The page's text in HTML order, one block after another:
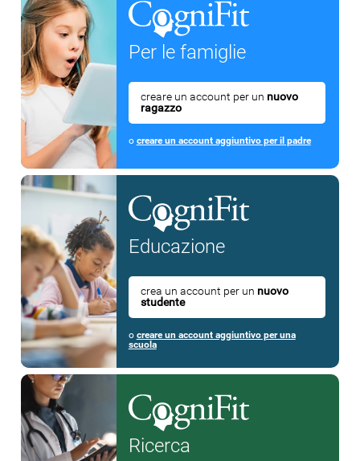
Per le famiglie
creare un account per un nuovo
ragazzo
o creare un account aggiuntivo per il padre
Educazione
crea un account per un nuovo
studente
o creare un account aggiuntivo per una
scuola
Ricerca